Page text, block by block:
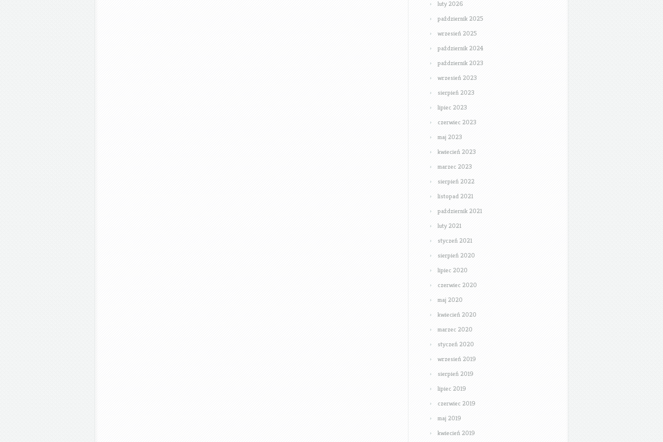
luty 2026
październik 2025
wrzesień 2025
październik 2024
październik 2023
wrzesień 2023
sierpień 2023
lipiec 2023
czerwiec 2023
maj 2023
kwiecień 2023
marzec 2023
sierpień 2022
listopad 2021
październik 2021
luty 2021
styczeń 2021
sierpień 2020
lipiec 2020
czerwiec 2020
maj 2020
kwiecień 2020
marzec 2020
styczeń 2020
wrzesień 2019
sierpień 2019
lipiec 2019
czerwiec 2019
maj 2019
kwiecień 2019